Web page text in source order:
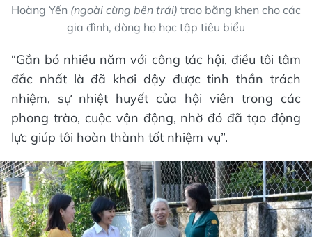
Hoàng Yến (ngoài cùng bên trái) trao bằng khen cho các
gia đình, dòng họ học tập tiêu biểu
“Gắn bó nhiều năm với công tác hội, điều tôi tâm
đắc nhất là đã khơi dậy được tinh thần trách
nhiệm, sự nhiệt huyết của hội viên trong các
phong trào, cuộc vận động, nhờ đó đã tạo động
lực giúp tôi hoàn thành tốt nhiệm vụ”.